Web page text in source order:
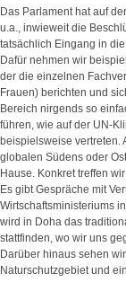
Das Parlament hat auf
u.a., inwieweit die
tatsächlich Eingang in
Dafür nehmen wir
der die einzelnen
Frauen) berichten und
Bereich nirgends so
führen, wie auf der UN-
beispielsweise vertreten.
globalen Südens oder
Hause. Konkret treffen
Es gibt Gespräche mit
Wirtschaftsministeriums
wird in Doha das
stattfinden, wo wir uns
Darüber hinaus sehen
Naturschutzgebiet und